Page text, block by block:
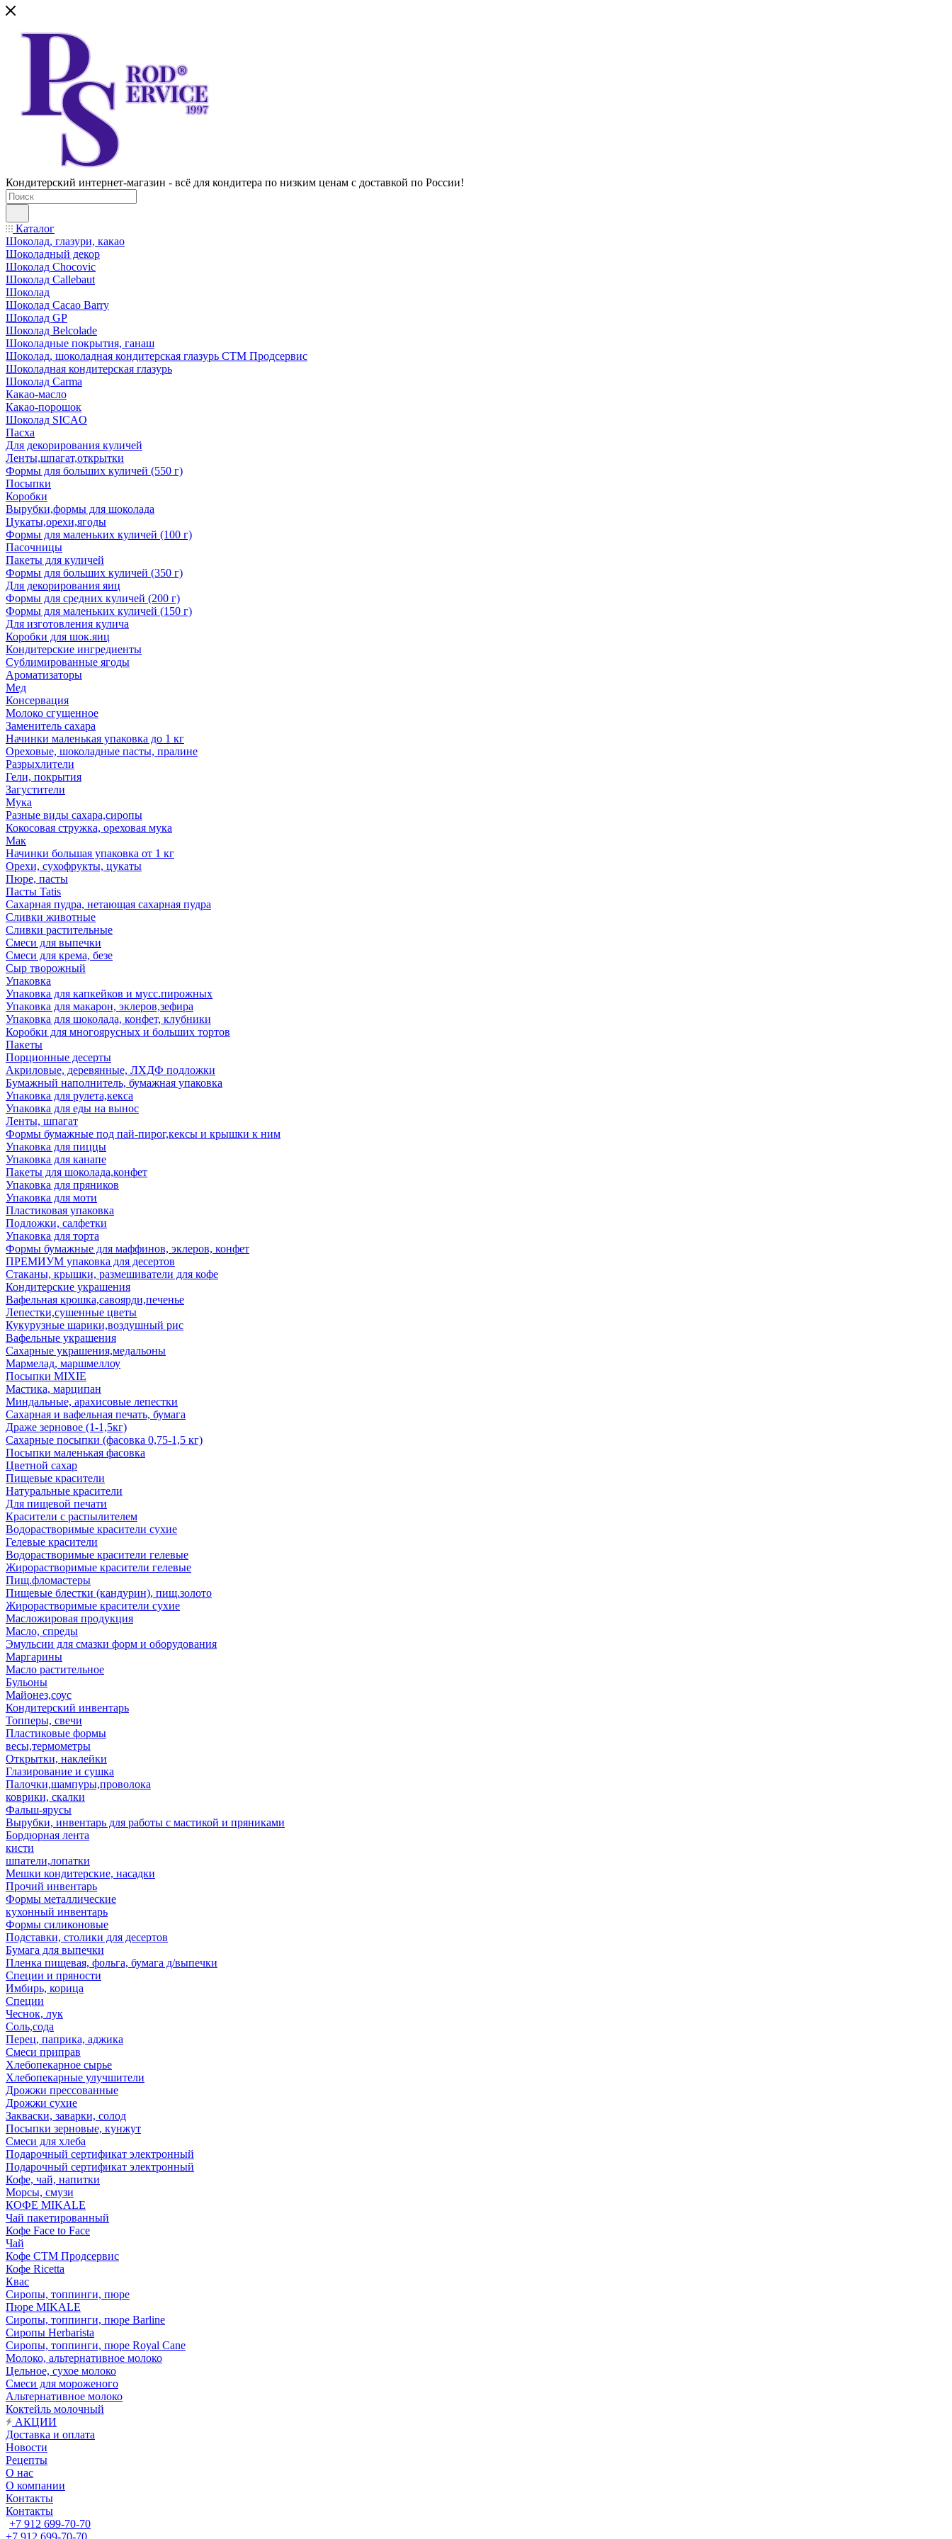
Кондитерский интернет-магазин - всё для кондитера по низким ценам с доставкой по России!
Каталог
Шоколад, глазури, какао
Шоколадный декор
Шоколад Chocovic
Шоколад Callebaut
Шоколад
Шоколад Cacao Barry
Шоколад GP
Шоколад Belcolade
Шоколадные покрытия, ганаш
Шоколад, шоколадная кондитерская глазурь СТМ Продсервис
Шоколадная кондитерская глазурь
Шоколад Carma
Какао-масло
Какао-порошок
Шоколад SICAO
Пасха
Для декорирования куличей
Ленты,шпагат,открытки
Формы для больших куличей (550 г)
Посыпки
Коробки
Вырубки,формы для шоколада
Цукаты,орехи,ягоды
Формы для маленьких куличей (100 г)
Пасочницы
Пакеты для куличей
Формы для больших куличей (350 г)
Для декорирования яиц
Формы для средних куличей (200 г)
Формы для маленьких куличей (150 г)
Для изготовления кулича
Коробки для шок.яиц
Кондитерские ингредиенты
Сублимированные ягоды
Ароматизаторы
Мед
Консервация
Молоко сгущенное
Заменитель сахара
Начинки маленькая упаковка до 1 кг
Ореховые, шоколадные пасты, пралине
Разрыхлители
Гели, покрытия
Загустители
Мука
Разные виды сахара,сиропы
Кокосовая стружка, ореховая мука
Мак
Начинки большая упаковка от 1 кг
Орехи, сухофрукты, цукаты
Пюре, пасты
Пасты Tatis
Сахарная пудра, нетающая сахарная пудра
Сливки животные
Сливки растительные
Смеси для выпечки
Смеси для крема, безе
Сыр творожный
Упаковка
Упаковка для капкейков и мусс.пирожных
Упаковка для макарон, эклеров,зефира
Упаковка для шоколада, конфет, клубники
Коробки для многоярусных и больших тортов
Пакеты
Порционные десерты
Акриловые, деревянные, ЛХДФ подложки
Бумажный наполнитель, бумажная упаковка
Упаковка для рулета,кекса
Упаковка для еды на вынос
Ленты, шпагат
Формы бумажные под пай-пирог,кексы и крышки к ним
Упаковка для пиццы
Упаковка для канапе
Пакеты для шоколада,конфет
Упаковка для пряников
Упаковка для моти
Пластиковая упаковка
Подложки, салфетки
Упаковка для торта
Формы бумажные для маффинов, эклеров, конфет
ПРЕМИУМ упаковка для десертов
Стаканы, крышки, размешиватели для кофе
Кондитерские украшения
Вафельная крошка,савоярди,печенье
Лепестки,сушенные цветы
Кукурузные шарики,воздушный рис
Вафельные украшения
Сахарные украшения,медальоны
Мармелад, маршмеллоу
Посыпки MIXIE
Мастика, марципан
Миндальные, арахисовые лепестки
Сахарная и вафельная печать, бумага
Драже зерновое (1-1,5кг)
Сахарные посыпки (фасовка 0,75-1,5 кг)
Посыпки маленькая фасовка
Цветной сахар
Пищевые красители
Натуральные красители
Для пищевой печати
Красители с распылителем
Водорастворимые красители сухие
Гелевые красители
Водорастворимые красители гелевые
Жирорастворимые красители гелевые
Пищ.фломастеры
Пищевые блестки (кандурин), пищ.золото
Жирорастворимые красители сухие
Масложировая продукция
Масло, спреды
Эмульсии для смазки форм и оборудования
Маргарины
Масло растительное
Бульоны
Майонез,соус
Кондитерский инвентарь
Топперы, свечи
Пластиковые формы
весы,термометры
Открытки, наклейки
Глазирование и сушка
Палочки,шампуры,проволока
коврики, скалки
Фальш-ярусы
Вырубки, инвентарь для работы с мастикой и пряниками
Бордюрная лента
кисти
шпатели,лопатки
Мешки кондитерские, насадки
Прочий инвентарь
Формы металлические
кухонный инвентарь
Формы силиконовые
Подставки, столики для десертов
Бумага для выпечки
Пленка пищевая, фольга, бумага д/выпечки
Специи и пряности
Имбирь, корица
Специи
Чеснок, лук
Соль,сода
Перец, паприка, аджика
Смеси приправ
Хлебопекарное сырье
Хлебопекарные улучшители
Дрожжи прессованные
Дрожжи сухие
Закваски, заварки, солод
Посыпки зерновые, кунжут
Смеси для хлеба
Подарочный сертификат электронный
Подарочный сертификат электронный
Кофе, чай, напитки
Морсы, смузи
КОФЕ MIKALE
Чай пакетированный
Кофе Face to Face
Чай
Кофе СТМ Продсервис
Кофе Ricetta
Квас
Сиропы, топпинги, пюре
Пюре MIKALE
Сиропы, топпинги, пюре Barline
Сиропы Herbarista
Сиропы, топпинги, пюре Royal Cane
Молоко, альтернативное молоко
Цельное, сухое молоко
Смеси для мороженого
Альтернативное молоко
Коктейль молочный
АКЦИИ
Доставка и оплата
Новости
Рецепты
О нас
О компании
Контакты
Контакты
+7 912 699-70-70
+7 912 699-70-70